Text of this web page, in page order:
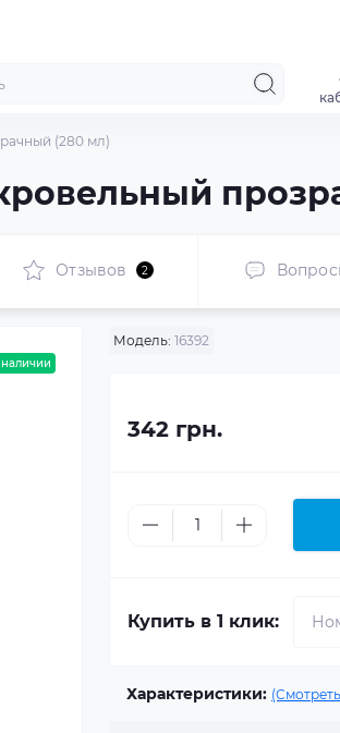
(280 мл)
Отзывов 2
наличии
Модель: 16392
342 грн.
Купить в 1 клик:
Характеристики: